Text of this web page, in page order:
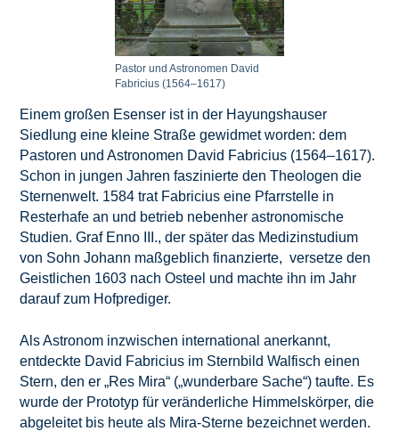
Pastor und Astronomen David
Fabricius (1564–1617)
Einem großen Esenser ist in der Hayungshauser
Siedlung eine kleine Straße gewidmet worden: dem
Pastoren und Astronomen David Fabricius (1564–1617).
Schon in jungen Jahren faszinierte den Theologen die
Sternenwelt. 1584 trat Fabricius eine Pfarrstelle in
Resterhafe an und betrieb nebenher astronomische
Studien. Graf Enno III., der später das Medizinstudium
von Sohn Johann maßgeblich finanzierte, versetze den
Geistlichen 1603 nach Osteel und machte ihn im Jahr
darauf zum Hofprediger.
Als Astronom inzwischen international anerkannt,
entdeckte David Fabricius im Sternbild Walfisch einen
Stern, den er „Res Mira“ („wunderbare Sache“) taufte. Es
wurde der Prototyp für veränderliche Himmelskörper, die
abgeleitet bis heute als Mira-Sterne bezeichnet werden.